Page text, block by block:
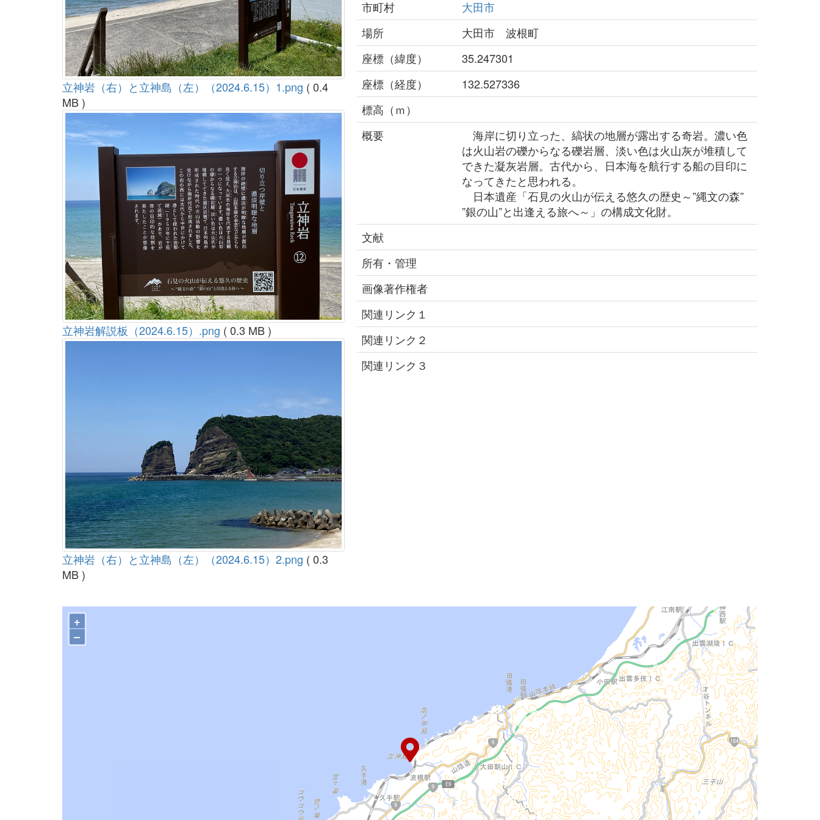
立神岩（右）と立神島（左）（2024.6.15）1.png ( 0.4
MB )
立神岩解説板（2024.6.15）.png ( 0.3 MB )
立神岩（右）と立神島（左）（2024.6.15）2.png ( 0.3
MB )
市町村
大田市
場所
大田市 波根町
座標（緯度）
35.247301
座標（経度）
132.527336
標高（ｍ）
概要
海岸に切り立った、縞状の地層が露出する奇岩。濃い色
は火山岩の礫からなる礫岩層、淡い色は火山灰が堆積して
できた凝灰岩層。古代から、日本海を航行する船の目印に
なってきたと思われる。
日本遺産「石見の火山が伝える悠久の歴史～”縄文の森”
”銀の山”と出逢える旅へ～」の構成文化財。
文献
所有・管理
画像著作権者
関連リンク１
関連リンク２
関連リンク３
+
–